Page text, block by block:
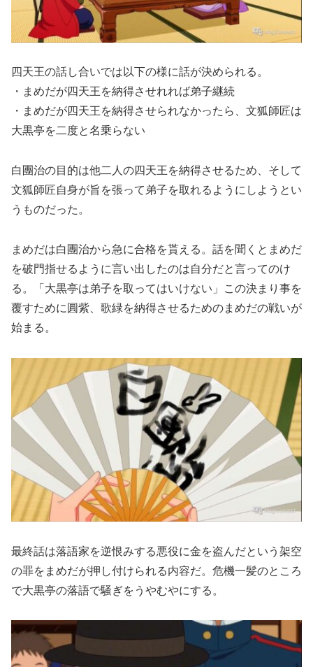
四天王の話し合いでは以下の様に話が決められる。
・まめだが四天王を納得させれれば弟子継続
・まめだが四天王を納得させられなかったら、文狐師匠は
大黒亭を二度と名乗らない
白團治の目的は他二人の四天王を納得させるため、そして
文狐師匠自身が旨を張って弟子を取れるようにしようとい
うものだった。
まめだは白團治から急に合格を貰える。話を聞くとまめだ
を破門指せるように言い出したのは自分だと言ってのけ
る。「大黒亭は弟子を取ってはいけない」この決まり事を
覆すために圓紫、歌緑を納得させるためのまめだの戦いが
始まる。
最終話は落語家を逆恨みする悪役に金を盗んだという架空
の罪をまめだが押し付けられる内容だ。危機一髪のところ
で大黒亭の落語で騒ぎをうやむやにする。